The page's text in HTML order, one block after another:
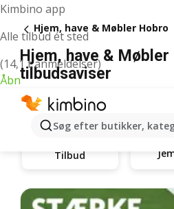
Kimbino app
Alle tilbud ét sted
(14,1 t anmeldelser)
Åbn
Søg efter butikker,
Hjem, have & Møbler Hobro
Hjem, have & Møbler
tilbudsaviser
Tilbud